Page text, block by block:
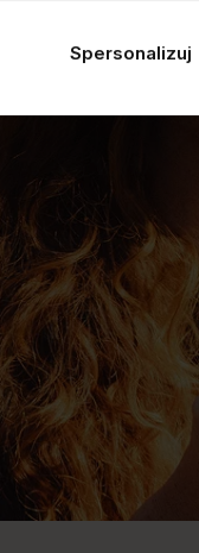
Spersonalizuj